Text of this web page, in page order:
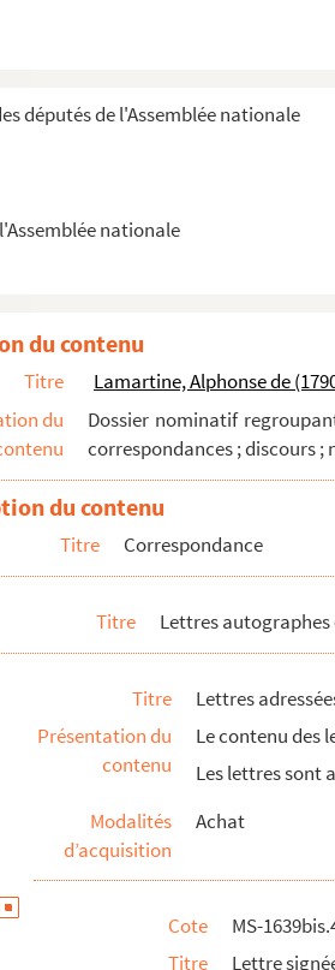
députés de l'Assemblée nationale
nationale
24 août 1835]
de Mâcon le27 novembre 1831
24 avril 1836
mai 1831.
du contenu
Titre
Lamartine, Alphonse de
du
Dossier nominatif
correspondances ; discours ;
du contenu
Titre Correspondance
Titre Lettres autographes
Titre Lettres
Présentation du
contenu
Le contenu des
Les lettres sont
Modalités
d’acquisition
Achat
Cote
MS-
Titre
Lettre